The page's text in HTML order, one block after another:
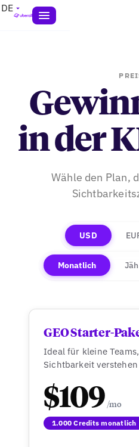
DE
in der
Wähle den Plan,
USD
Monatlich
GEO Starter-
Ideal für kleine
Sichtbarkeit
$109
1.000 Credits monatlich